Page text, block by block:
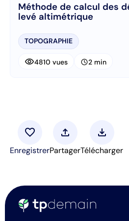
Méthode de calcul des
levé altimétrique
TOPOGRAPHIE
visibility4810 vues schedule2 min
favorite
Enregistrer
upload
Partager
download
Télécharger